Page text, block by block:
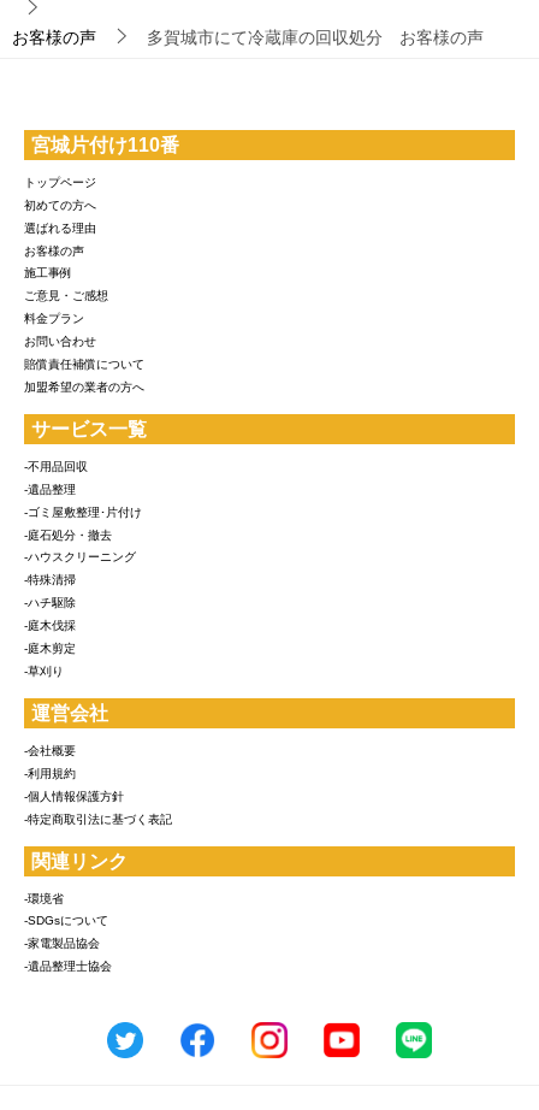
お客様の声 多賀城市にて冷蔵庫の回収処分 お客様の声
宮城片付け110番
トップページ
初めての方へ
選ばれる理由
お客様の声
施工事例
ご意見・ご感想
料金プラン
お問い合わせ
賠償責任補償について
加盟希望の業者の方へ
サービス一覧
-不用品回収
-遺品整理
-ゴミ屋敷整理･片付け
-庭石処分・撤去
-ハウスクリーニング
-特殊清掃
-ハチ駆除
-庭木伐採
-庭木剪定
-草刈り
運営会社
-会社概要
-利用規約
-個人情報保護方針
-特定商取引法に基づく表記
関連リンク
-環境省
-SDGsについて
-家電製品協会
-遺品整理士協会